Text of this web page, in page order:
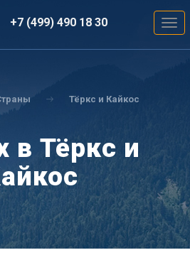
+7 (499) 490 18 30
Тёркс и Кайкос
в Тёркс и